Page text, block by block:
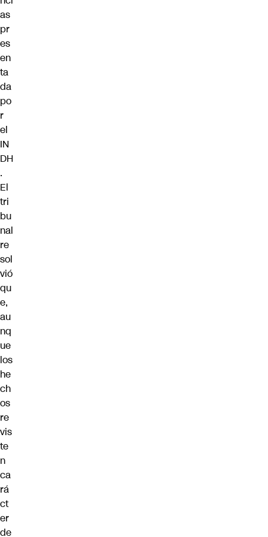
as
pr
es
en
ta
da
po
r
el
IN
DH
.
El
tri
bu
nal
re
sol
vió
qu
e,
au
nq
ue
los
he
ch
os
re
vis
te
n
ca
rá
ct
er
de